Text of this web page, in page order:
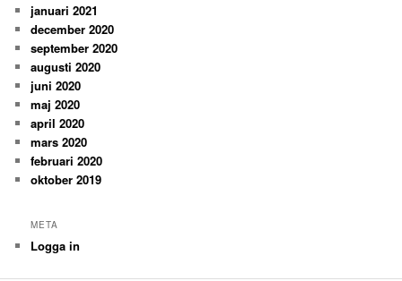
januari 2021
december 2020
september 2020
augusti 2020
juni 2020
maj 2020
april 2020
mars 2020
februari 2020
oktober 2019
META
Logga in